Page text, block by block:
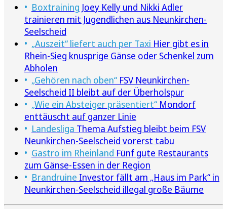
Boxtraining Joey Kelly und Nikki Adler
trainieren mit Jugendlichen aus Neunkirchen-
Seelscheid
„Auszeit“ liefert auch per Taxi Hier gibt es in
Rhein-Sieg knusprige Gänse oder Schenkel zum
Abholen
„Gehören nach oben“ FSV Neunkirchen-
Seelscheid II bleibt auf der Überholspur
„Wie ein Absteiger präsentiert“ Mondorf
enttäuscht auf ganzer Linie
Landesliga Thema Aufstieg bleibt beim FSV
Neunkirchen-Seelscheid vorerst tabu
Gastro im Rheinland Fünf gute Restaurants
zum Gänse-Essen in der Region
Brandruine Investor fällt am „Haus im Park“ in
Neunkirchen-Seelscheid illegal große Bäume